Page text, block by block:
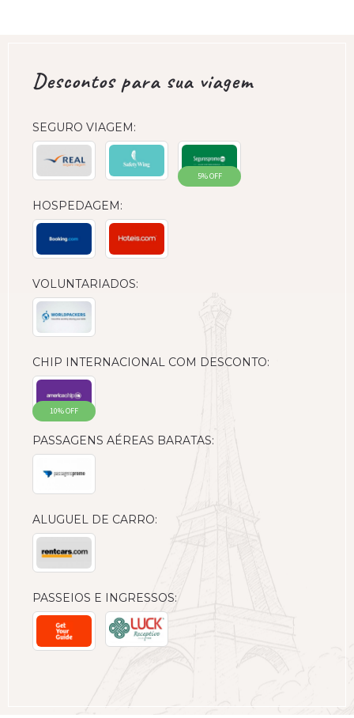
Descontos para sua viagem
SEGURO VIAGEM:
5% OFF
HOSPEDAGEM:
VOLUNTARIADOS:
CHIP INTERNACIONAL COM DESCONTO:
10% OFF
PASSAGENS AÉREAS BARATAS:
ALUGUEL DE CARRO:
PASSEIOS E INGRESSOS: